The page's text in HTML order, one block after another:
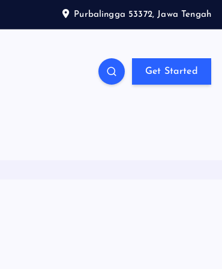
Purbalingga 53372, Jawa Tengah
Get Started